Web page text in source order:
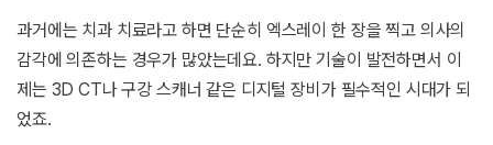
과거에는 치과 치료라고 하면 단순히 엑스레이 한 장을 찍고 의사의
감각에 의존하는 경우가 많았는데요. 하지만 기술이 발전하면서 이
제는 3D CT나 구강 스캐너 같은 디지털 장비가 필수적인 시대가 되
었죠.